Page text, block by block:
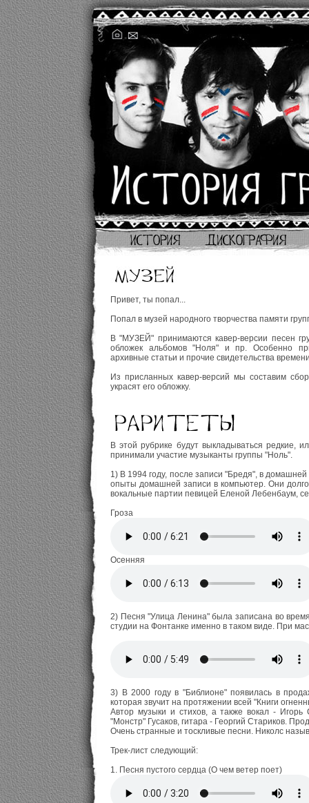
Привет, ты попал...
Попал в музей народного творчества памяти
В "МУЗЕЙ" принимаются кавер-версии песен
обложек альбомов "Ноля" и пр. Особенно
архивные статьи и прочие свидетельства
Из присланных кавер-версий мы составим
украсят его обложку.
В этой рубрике будут выкладываться редкие,
принимали участие музыканты группы "Ноль".
1) В 1994 году, после записи "Бредя", в
опыты домашней записи в компьютер. Они
вокальные партии певицей Еленой Лебенбаум,
Гроза
Осенняя
2) Песня "Улица Ленина" была записана во
студии на Фонтанке именно в таком виде. При
3) В 2000 году в "Библионе" появилась в
которая звучит на протяжении всей "Книги
Автор музыки и стихов, а также вокал -
"Монстр" Гусаков, гитара - Георгий Стариков.
Очень странные и тоскливые песни. Николс
Трек-лист следующий:
1. Песня пустого сердца (О чем ветер поет)